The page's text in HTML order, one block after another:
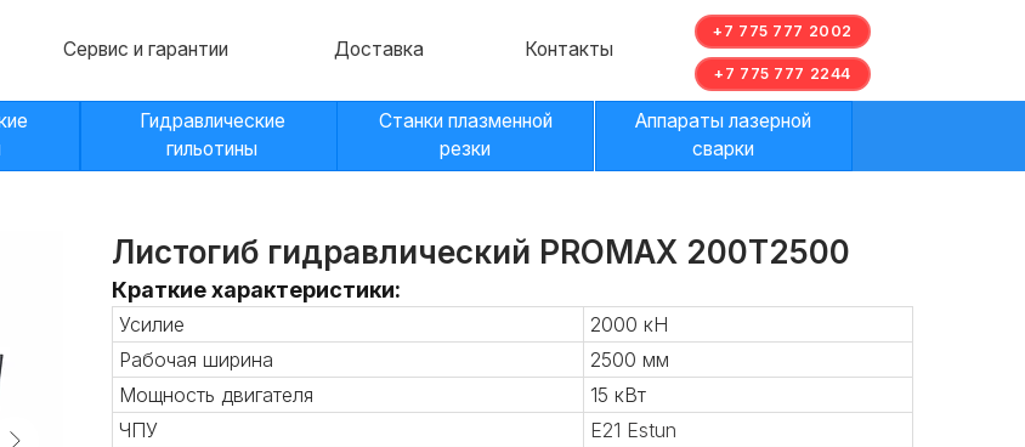
Сервис и гарантии Контакты
Гидравлические
гильотины
Станки плазменной Аппараты лазерной
+7 775 777 2002
+7 775 777 2244
Листогиб гидравлический PROMAX 200T2500
Краткие характеристики:
Усилие
2000 кН
Рабочая ширина
2500 мм
Мощность двигателя
15 кВт
ЧПУ
E21 Estun